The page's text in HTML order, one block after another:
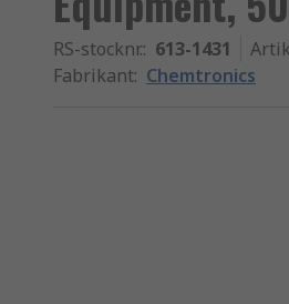
RS-stocknr.: 613-1431
Fabrikant: Chemtronics